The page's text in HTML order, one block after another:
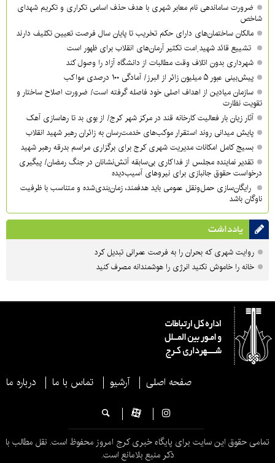
ضرورت ساماندهی نام‌ معابر شهری با هدف حذف اسامی تکراری و تکریم شهدای
شاخص
مالکان ساختمان‌های دارای حکم تخریب تا پایان سال فرصت تعیین تکلیف دارند
تشییع قائد شهید ِامت تکثیر آرمان‌های انقلاب برای ظهور است
شهرداری بدون اتلاف وقت مطالبات از دانشگاه آزاد را وصول کند
پیش‌بینی عبور ۵ میلیون زائر از البرز/ آمادگی ۱۰۰ درصدی مواکب
سازمان میادین از اهداف اصلی خود فاصله گرفته است/ ضرورت اصلاح ساختار و
تقویت نظارت
آثار زیان بار فعالیت کارخانه قند در مرکز شهر کرج/ از بوی بد تا رهاسازی آهک
پایش میدانی روند استقرار موکب‌های خدمت‌رسان به زائران رهبر شهید انقلاب
بسیج کامل امکانات مدیریت شهری کرج برای برگزاری مراسم بدرقه رهبر شهید
تقدیر نماینده مجلس از فداکاری بی‌سابقه آتش‌نشانان در جنگ رمضان/ پیگیری
درخواست حقوق جانبازی برای نیروهای آسیب‌دیده
رایگان‌سازی حمل‌ونقل عمومی باید هدفمند، زمان‌بندی‌شده و متناسب با ظرفیت
ناوگان باشد
یادداشت
روایت شهری که بحران را به فرصت عمرانی تبدیل کرد
خانه را خاموش نکنید انرژی را هوشمندانه مصرف کنید
صفحه اصلی آرشیو تماس با ما درباره ما
تمامی حقوق این سایت برای پایگاه خبری کرج امروز محفوظ است. نقل مطالب با
ذکر منبع بلامانع است.